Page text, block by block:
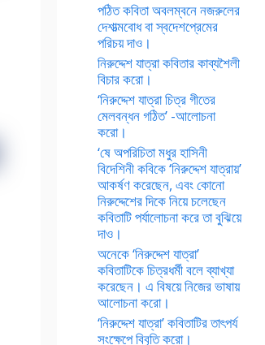
পঠিত কবিতা অবলম্বনে নজরুলের
দেশাত্মবোধ বা স্বদেশপ্রেমের
পরিচয় দাও।
নিরুদ্দেশ যাত্রা কবিতার কাব্যশৈলী
বিচার করো।
‘নিরুদ্দেশ যাত্রা চিত্র গীতের
মেলবন্ধন গঠিত’ -আলোচনা
করো।
‘ষে অপরিচিতা মধুর হাসিনী
বিদেশিনী কবিকে ‘নিরুদ্দেশ যাত্রায়’
আকর্ষণ করেছেন, এবং কোনো
নিরুদ্দেশের দিকে নিয়ে চলেছেন
কবিতাটি পর্যালোচনা করে তা বুঝিয়ে
দাও।
অনেকে ‘নিরুদ্দেশ যাত্রা’
কবিতাটিকে চিত্রধর্মী বলে ব্যাখ্যা
করেছেন। এ বিষয়ে নিজের ভাষায়
আলোচনা করো।
‘নিরুদ্দেশ যাত্রা’ কবিতাটির তাৎপর্য
সংক্ষেপে বিবৃতি করো।